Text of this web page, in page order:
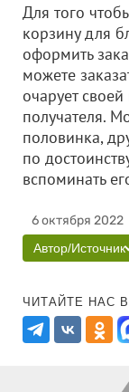
Для того
корзину для
оформить
можете
очарует
получателя.
половинка,
по
вспоминать
6 октября 2022
Автор/Источник
ЧИТАЙТЕ НАС